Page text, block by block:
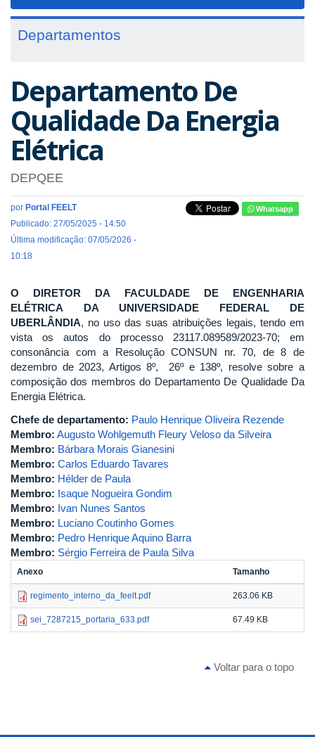
Departamentos
Departamento De
Qualidade Da Energia
Elétrica
DEPQEE
por Portal FEELT
Publicado: 27/05/2025 - 14:50
Última modificação: 07/05/2026 -
10:18
Whatsapp
O DIRETOR DA FACULDADE DE ENGENHARIA
ELÉTRICA DA UNIVERSIDADE FEDERAL DE
UBERLÂNDIA, no uso das suas atribuições legais, tendo em
vista os autos do processo 23117.089589/2023-70; em
consonância com a Resolução CONSUN nr. 70, de 8 de
dezembro de 2023, Artigos 8º, 26º e 138º, resolve sobre a
composição dos membros do Departamento De Qualidade Da
Energia Elétrica.
Chefe de departamento: Paulo Henrique Oliveira Rezende
Membro: Augusto Wohlgemuth Fleury Veloso da Silveira
Membro: Bárbara Morais Gianesini
Membro: Carlos Eduardo Tavares
Membro: Hélder de Paula
Membro: Isaque Nogueira Gondim
Membro: Ivan Nunes Santos
Membro: Luciano Coutinho Gomes
Membro: Pedro Henrique Aquino Barra
Membro: Sérgio Ferreira de Paula Silva
Anexo Tamanho
regimento_interno_da_feelt.pdf 263.06 KB
sei_7287215_portaria_633.pdf 67.49 KB
Voltar para o topo